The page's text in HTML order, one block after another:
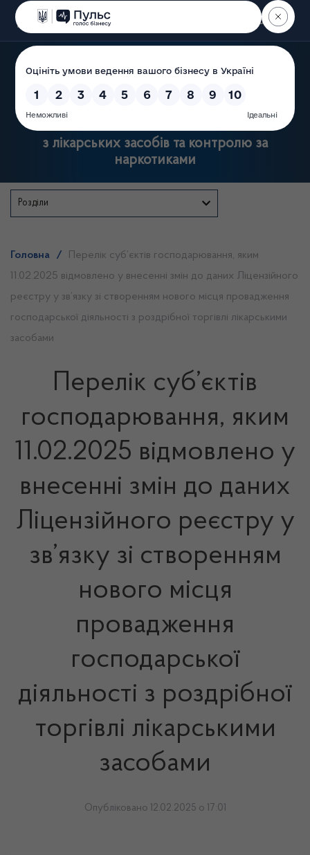
Пошук
Державна служба України
з лікарських засобів та контролю за
наркотиками
Розділи
Головна /
Перелік суб’єктів господарювання, яким
11.02.2025 відмовлено у внесенні змін до даних Ліцензійного
реєстру у зв’язку зі створенням нового місця провадження
господарської діяльності з роздрібної торгівлі лікарськими
засобами
Перелік суб’єктів
господарювання, яким
11.02.2025 відмовлено у
внесенні змін до даних
Ліцензійного реєстру у
зв’язку зі створенням
нового місця
провадження
господарської
діяльності з роздрібної
торгівлі лікарськими
засобами
Опубліковано 12.02.2025 о 17:01